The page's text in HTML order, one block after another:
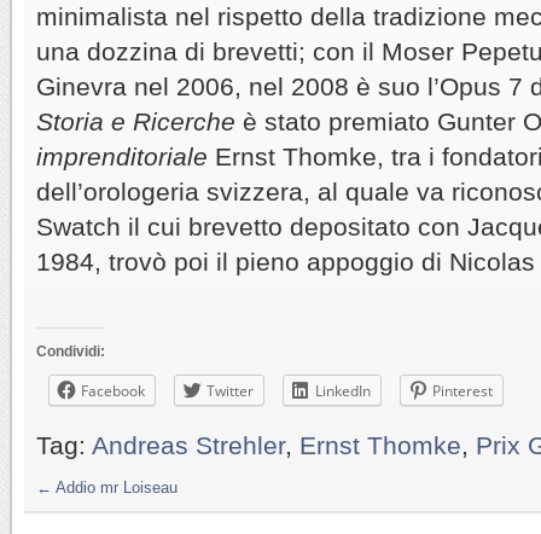
minimalista nel rispetto della tradizione
una dozzina di brevetti; con il Moser
Ginevra nel 2006, nel 2008 è suo l’Opus 7
Storia e Ricerche è stato premiato Gunter
imprenditoriale Ernst Thomke, tra i
dell’orologeria svizzera, al quale va
Swatch il cui brevetto depositato con
1984, trovò poi il pieno appoggio di
Condividi:
Facebook Twitter LinkedIn Pinterest
Tag: Andreas Strehler, Ernst Thomke Prix
← Addio mr Loiseau